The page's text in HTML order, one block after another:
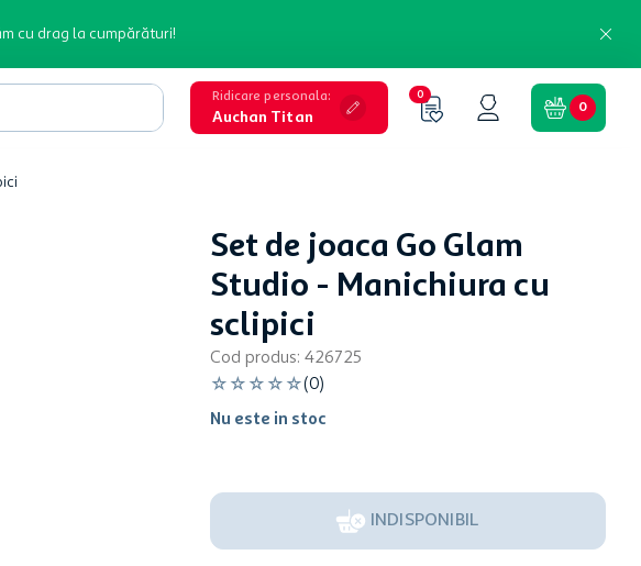
cu drag la cumpărături!
Ridicare personala:
Auchan Titan
0
0
Set de joaca Go Glam
Studio - Manichiura cu
sclipici
Cod produs: 426725
☆ ☆ ☆ ☆ ☆(0)
Nu este in stoc
INDISPONIBIL